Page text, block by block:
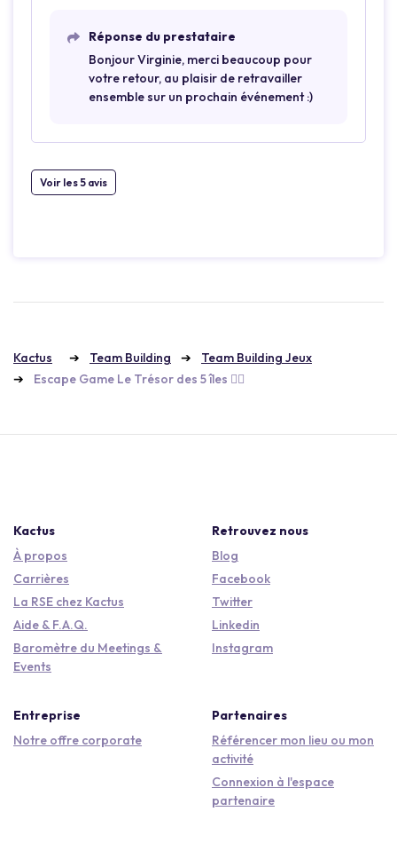
Réponse du prestataire
Bonjour Virginie, merci beaucoup pour
votre retour, au plaisir de retravailler
ensemble sur un prochain événement :)
Voir les 5 avis
Kactus Team Building
Team Building Jeux
Escape Game Le Trésor des 5 îles 🏴‍☠️
Kactus
À propos
Carrières
La RSE chez Kactus
Aide & F.A.Q.
Baromètre du Meetings &
Events
Retrouvez nous
Blog
Facebook
Twitter
Linkedin
Instagram
Entreprise
Notre offre corporate
Partenaires
Référencer mon lieu ou mon
activité
Connexion à l'espace
partenaire